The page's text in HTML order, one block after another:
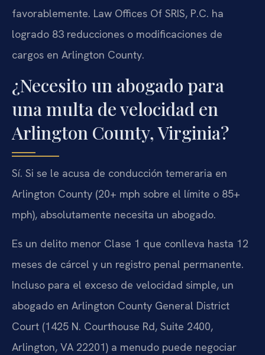
favorablemente. Law Offices Of SRIS, P.C. ha
logrado 83 reducciones o modificaciones de
cargos en Arlington County.
¿Necesito un abogado para
una multa de velocidad en
Arlington County, Virginia?
Sí. Si se le acusa de conducción temeraria en
Arlington County (20+ mph sobre el límite o 85+
mph), absolutamente necesita un abogado.
Es un delito menor Clase 1 que conlleva hasta 12
meses de cárcel y un registro penal permanente.
Incluso para el exceso de velocidad simple, un
abogado en Arlington County General District
Court (1425 N. Courthouse Rd, Suite 2400,
Arlington, VA 22201) a menudo puede negociar